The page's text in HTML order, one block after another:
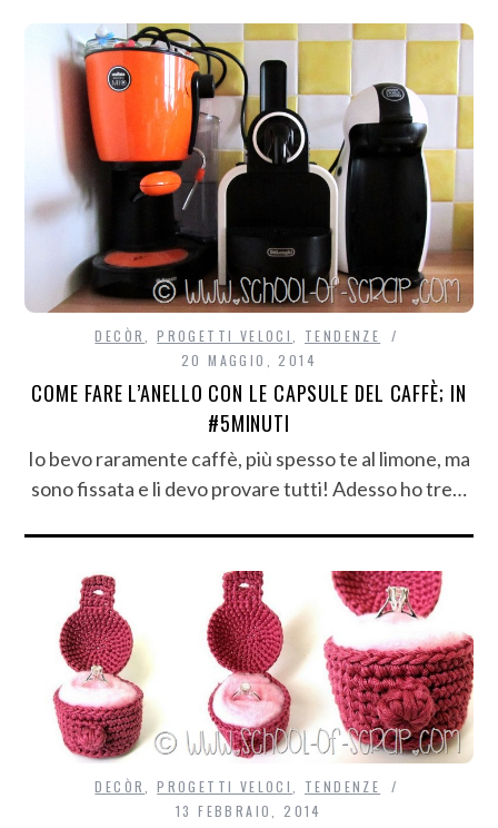
DECÒR,PROGETTI VELOCI, TENDENZE
20 MAGGIO, 2014
COME FARE L’ANELLO CON LE CAPSULE DEL CAFFÈ; IN
#5MINUTI
Io bevo raramente caffè, più spesso te al limone, ma
sono fissata e li devo provare tutti! Adesso ho tre…
DECÒR ,PROGETTI VELOCI
TENDENZE
13 FEBBRAIO, 2014